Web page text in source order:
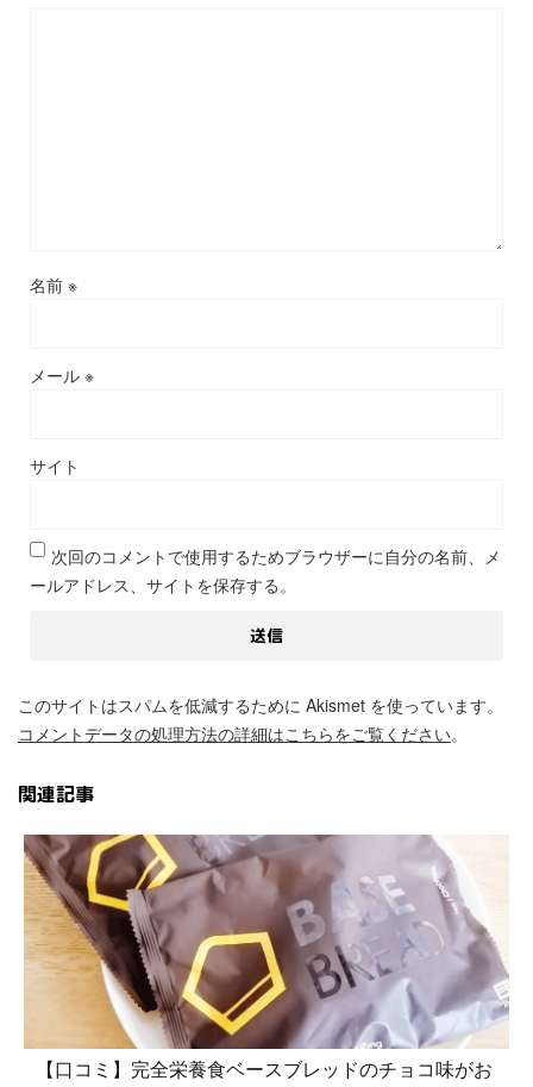
名前 ※
メール ※
サイト
次回のコメントで使用するためブラウザーに自分の名前、メ
ールアドレス、サイトを保存する。
このサイトはスパムを低減するために Akismet を使っています。
コメントデータの処理方法の詳細はこちらをご覧ください。
関連記事
【口コミ】完全栄養食ベースブレッドのチョコ味がお